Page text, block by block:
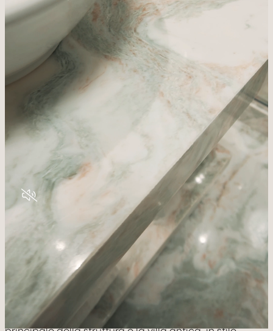
VILLA
CAMERE & SUITE
TASTE & DRINK
RELAX
CELEBRATE
MOVE
DISCOVER & FEEL
GALLERY
PRENOTA
Un’eleganza piena di fascino e stile che incontra la
calorosità degli spazi, le
atmosfere d’epoca
combinano con il
comfort più moderno
suite del Villa Cortine Palace – distribuite tra il corpo